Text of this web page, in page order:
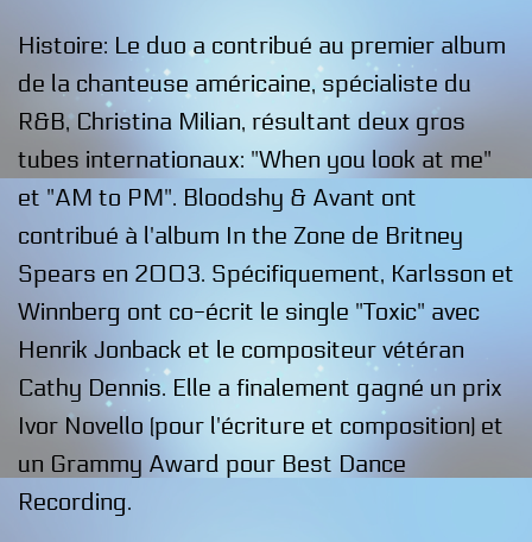
Histoire: Le duo a contribué au premier album
de la chanteuse américaine, spécialiste du
R&B, Christina Milian, résultant deux gros
tubes internationaux: "When you look at me"
et "AM to PM". Bloodshy & Avant ont
contribué à l'album In the Zone de Britney
Spears en 2003. Spécifiquement, Karlsson et
Winnberg ont co-écrit le single "Toxic" avec
Henrik Jonback et le compositeur vétéran
Cathy Dennis. Elle a finalement gagné un prix
Ivor Novello (pour l'écriture et composition) et
un Grammy Award pour Best Dance
Recording.